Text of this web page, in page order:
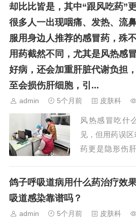
却比比皆是，其中“跟风吃药”
很多人一出现咽痛、发热、流
服用身边人推荐的感冒药，殊
用药截然不同，尤其是风热感
好病，还会加重肝脏代谢负担
至会损伤肝细胞，引...
admin 5个月前 皮肤科
风热感冒吃什
见，但用药误
药更是隐形伤
边人推荐的感
鸽子呼吸道病用什么药治疗效
吸道感染靠谱吗？
admin 5个月前 皮肤科